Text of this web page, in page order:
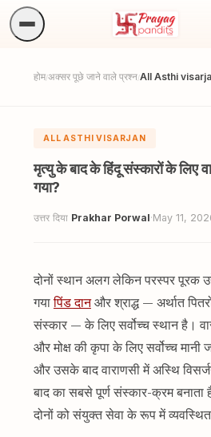
होम/अक्सर पूछे जाने वाले प्रश्न/All Asthi
ALL ASTHI VISARJAN
मृत्यु के बाद के हिंदू संस्कारों के लिए
गया?
उत्तर दिया Prakhar Porwal·May 11,
दोनों स्थान अलग लेकिन परस्पर पूरक
गयापिंड दानऔर श्राद्ध — अर्थात
संस्कार — के लिए सर्वोच्च स्थान है।
और मोक्ष की कृपा के लिए सर्वोच्च मानी
और उसके बाद वाराणसी में अस्थि
बाद का सबसे पूर्ण संस्कार-क्रम
दोनों को संयुक्त सेवा के रूप में